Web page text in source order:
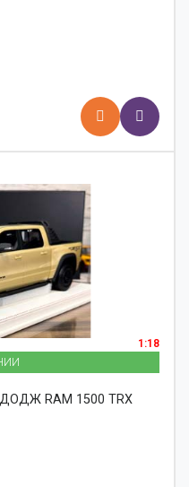
1:18
ДОДЖ RAM 1500 TRX